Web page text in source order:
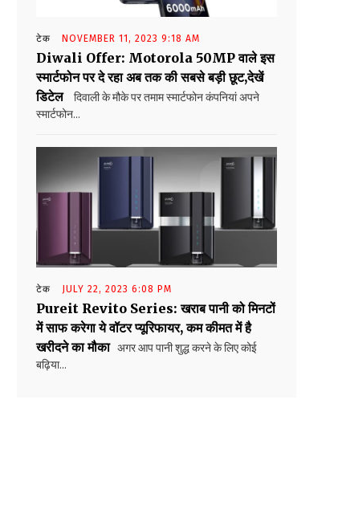
टेक NOVEMBER 11, 2023 9:18 AM
Diwali Offer: Motorola 50MP वाले इस
स्मार्टफोन पर दे रहा अब तक की सबसे बड़ी छूट,देखें
डिटेल
दिवाली के मौके पर तमाम स्मार्टफोन कंपनियां अपने
स्मार्टफोन...
टेक JULY 22, 2023 6:08 PM
Pureit Revito Series: खराब पानी को मिनटों
में साफ करेगा ये वॉटर प्यूरिफायर, कम कीमत में है
खरीदने का मौका अगर आप पानी शुद्ध करने के लिए कोई
बढ़िया...